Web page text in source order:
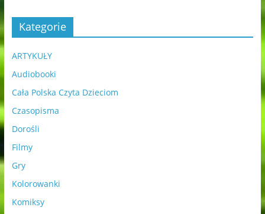
Kategorie
ARTYKUŁY
Audiobooki
Cała Polska Czyta Dzieciom
Czasopisma
Dorośli
Filmy
Gry
Kolorowanki
Komiksy